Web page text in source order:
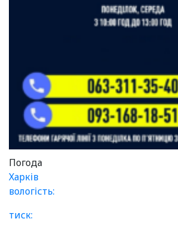
Погода
Харків
вологість:
тиск: